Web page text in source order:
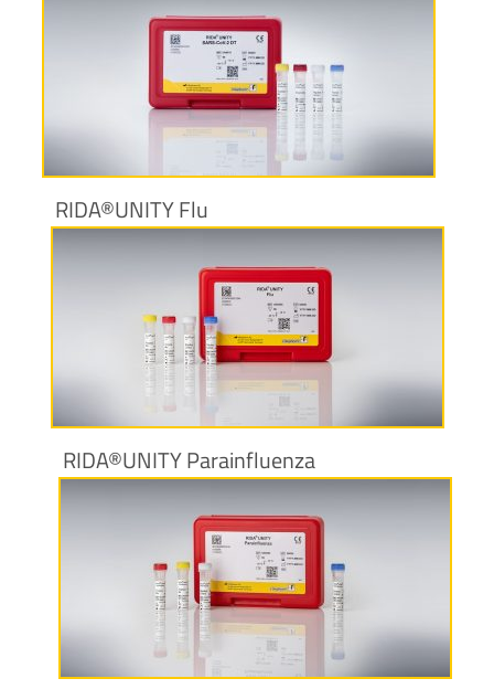
Produktinformationen
RIDA®UNITY Flu
Produktinformationen
RIDA®UNITY Parainfluenza
Produktinformationen